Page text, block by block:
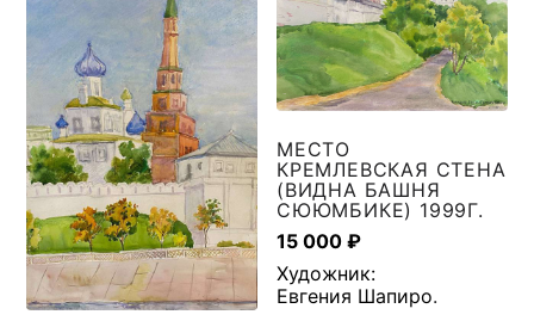
МЕСТО
КРЕМЛЕВСКАЯ СТЕНА
(ВИДНА БАШНЯ
СЮЮМБИКЕ) 1999Г.
15 000₽
Художник:
Евгения Шапиро.